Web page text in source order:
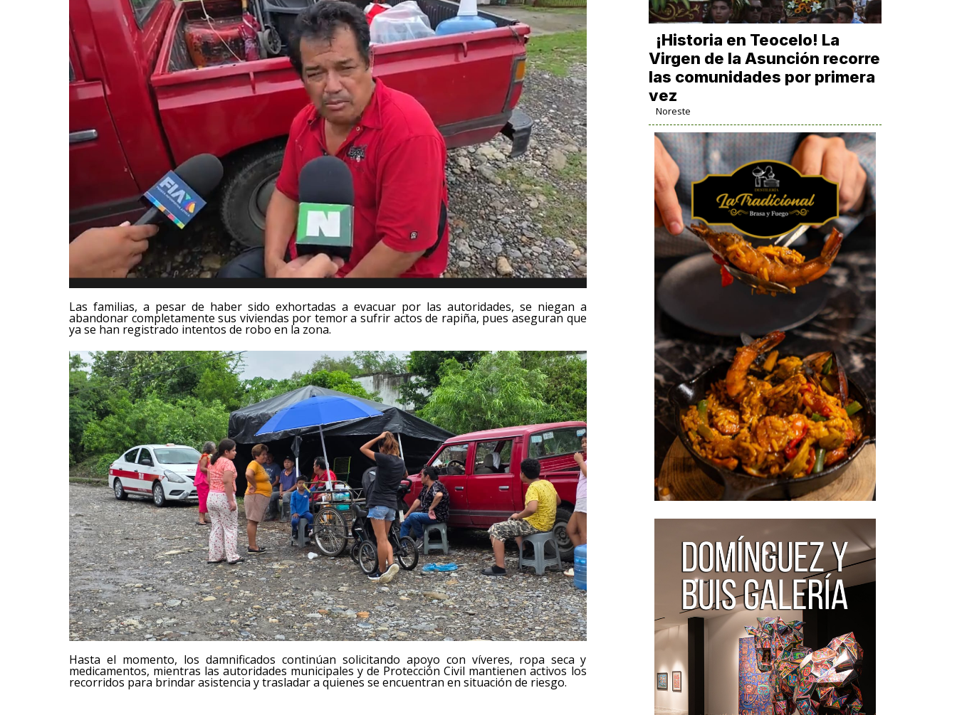
Las familias, a pesar de haber sido exhortadas a evacuar por las autoridades, se niegan a
abandonar completamente sus viviendas por temor a sufrir actos de rapiña, pues aseguran que
ya se han registrado intentos de robo en la zona.
Hasta el momento, los damnificados continúan solicitando apoyo con víveres, ropa seca y
medicamentos, mientras las autoridades municipales y de Protección Civil mantienen activos los
recorridos para brindar asistencia y trasladar a quienes se encuentran en situación de riesgo.
​¡Historia en Teocelo! La
Virgen de la Asunción recorre
las comunidades por primera
vez
Noreste